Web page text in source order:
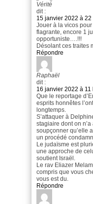
Vérité
dit :
15 janvier 2022 à 22
Jouer à la vicos
flagrante, encore 1
opportuniste….!!!
Désolant ces traites
Répondre
Raphaël
dit :
16 janvier 2022 à 11
Que le reportage
esprits honnêtes
longtemps.
S’attaquer à
stagiaire dont on
soupçonner qu’elle
un procédé
Le judaïsme est
une approche de
soutient Israël.
Le rav Eliazer
compris que vous
vous est du.
Répondre